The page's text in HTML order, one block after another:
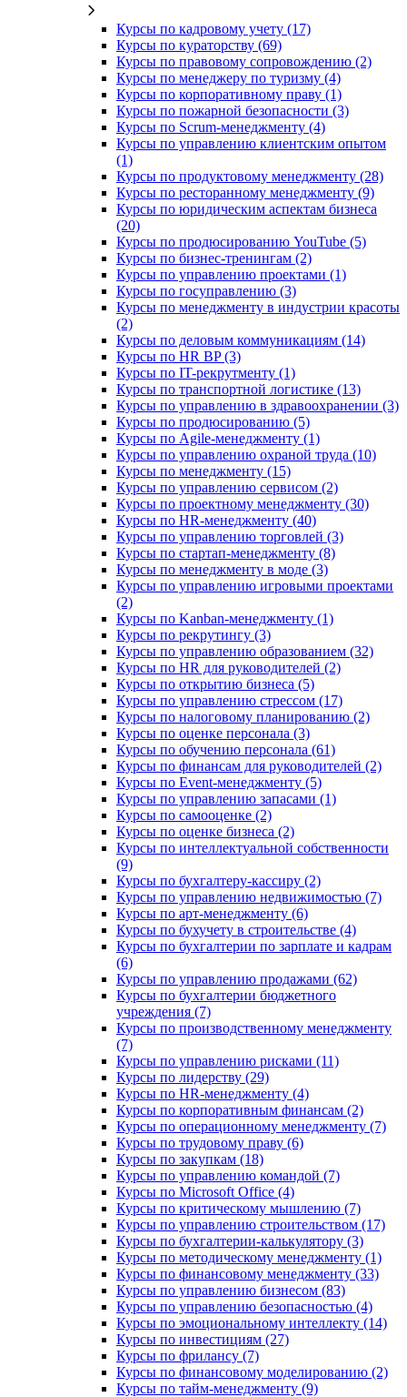
Курсы по кадровому учету (17)
Курсы по кураторству (69)
Курсы по правовому сопровождению (2)
Курсы по менеджеру по туризму (4)
Курсы по корпоративному праву (1)
Курсы по пожарной безопасности (3)
Курсы по Scrum-менеджменту (4)
Курсы по управлению клиентским опытом
(1)
Курсы по продуктовому менеджменту (28)
Курсы по ресторанному менеджменту (9)
Курсы по юридическим аспектам бизнеса
(20)
Курсы по продюсированию YouTube (5)
Курсы по бизнес-тренингам (2)
Курсы по управлению проектами (1)
Курсы по госуправлению (3)
Курсы по менеджменту в индустрии красоты
(2)
Курсы по деловым коммуникациям (14)
Курсы по HR BP (3)
Курсы по IT-рекрутменту (1)
Курсы по транспортной логистике (13)
Курсы по управлению в здравоохранении (3)
Курсы по продюсированию (5)
Курсы по Agile-менеджменту (1)
Курсы по управлению охраной труда (10)
Курсы по менеджменту (15)
Курсы по управлению сервисом (2)
Курсы по проектному менеджменту (30)
Курсы по HR-менеджменту (40)
Курсы по управлению торговлей (3)
Курсы по стартап-менеджменту (8)
Курсы по менеджменту в моде (3)
Курсы по управлению игровыми проектами
(2)
Курсы по Kanban-менеджменту (1)
Курсы по рекрутингу (3)
Курсы по управлению образованием (32)
Курсы по HR для руководителей (2)
Курсы по открытию бизнеса (5)
Курсы по управлению стрессом (17)
Курсы по налоговому планированию (2)
Курсы по оценке персонала (3)
Курсы по обучению персонала (61)
Курсы по финансам для руководителей (2)
Курсы по Event-менеджменту (5)
Курсы по управлению запасами (1)
Курсы по самооценке (2)
Курсы по оценке бизнеса (2)
Курсы по интеллектуальной собственности
(9)
Курсы по бухгалтеру-кассиру (2)
Курсы по управлению недвижимостью (7)
Курсы по арт-менеджменту (6)
Курсы по бухучету в строительстве (4)
Курсы по бухгалтерии по зарплате и кадрам
(6)
Курсы по управлению продажами (62)
Курсы по бухгалтерии бюджетного
учреждения (7)
Курсы по производственному менеджменту
(7)
Курсы по управлению рисками (11)
Курсы по лидерству (29)
Курсы по HR-менеджменту (4)
Курсы по корпоративным финансам (2)
Курсы по операционному менеджменту (7)
Курсы по трудовому праву (6)
Курсы по закупкам (18)
Курсы по управлению командой (7)
Курсы по Microsoft Office (4)
Курсы по критическому мышлению (7)
Курсы по управлению строительством (17)
Курсы по бухгалтерии-калькулятору (3)
Курсы по методическому менеджменту (1)
Курсы по финансовому менеджменту (33)
Курсы по управлению бизнесом (83)
Курсы по управлению безопасностью (4)
Курсы по эмоциональному интеллекту (14)
Курсы по инвестициям (27)
Курсы по фрилансу (7)
Курсы по финансовому моделированию (2)
Курсы по тайм-менеджменту (9)